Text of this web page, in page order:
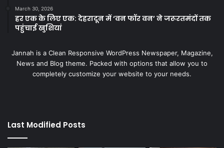
March 30, 2026
हर एक के लिए एक: देहरादून में ‘वन फॉर वन’ ने जरूरतमंदों तक
पहुंचाई खुशियां
Jannah is a Clean Responsive WordPress Newspaper, Magazine,
News and Blog theme. Packed with options that allow you to
completely customize your website to your needs.
Last Modified Posts